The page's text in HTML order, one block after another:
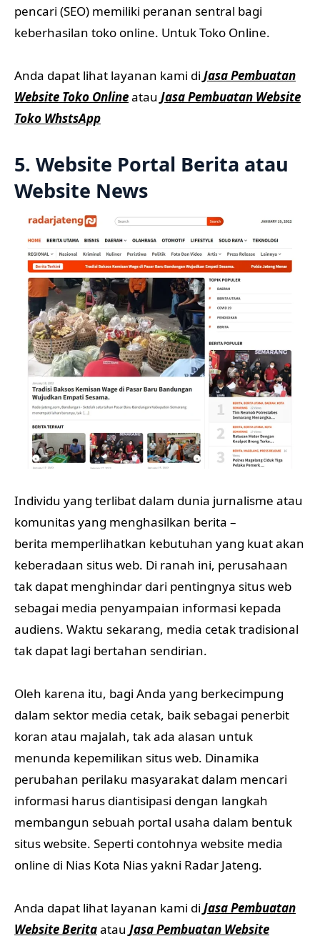
pencari (SEO) memiliki peranan sentral bagi
keberhasilan toko online. Untuk Toko Online.
Anda dapat lihat layanan kami di Jasa Pembuatan
Website Toko Onlineatau Jasa Pembuatan Website
Toko WhstsApp
5. Website Portal Berita atau
Website News
Individu yang terlibat dalam dunia jurnalisme atau
komunitas yang menghasilkan berita –
berita memperlihatkan kebutuhan yang kuat akan
keberadaan situs web. Di ranah ini, perusahaan
tak dapat menghindar dari pentingnya situs web
sebagai media penyampaian informasi kepada
audiens. Waktu sekarang, media cetak tradisional
tak dapat lagi bertahan sendirian.
Oleh karena itu, bagi Anda yang berkecimpung
dalam sektor media cetak, baik sebagai penerbit
koran atau majalah, tak ada alasan untuk
menunda kepemilikan situs web. Dinamika
perubahan perilaku masyarakat dalam mencari
informasi harus diantisipasi dengan langkah
membangun sebuah portal usaha dalam bentuk
situs website. Seperti contohnya website media
online di Nias Kota Nias yakni Radar Jateng.
Anda dapat lihat layanan kami di Jasa Pembuatan
Website Beritaatau Jasa Pembuatan Website